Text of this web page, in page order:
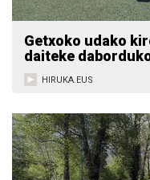
Getxoko udako
daiteke
HIRUKA.EUS